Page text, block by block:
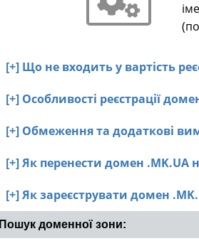
[+] Що не входить у вартість
[+] Особливості реєстрації
[+] Обмеження та додаткові
[+] Як перенести домен .MK.UA
[+] Як зареєструвати домен
Пошук доменної зони: